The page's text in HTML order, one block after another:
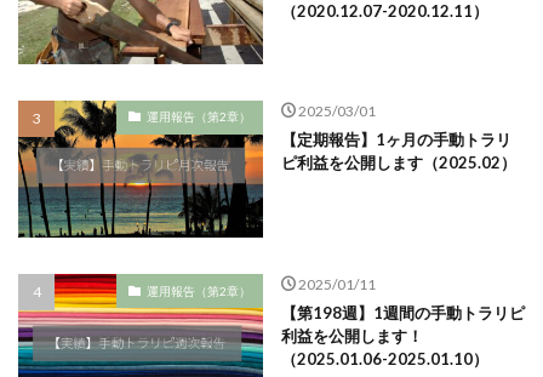
（2020.12.07-2020.12.11）
運用報告（第2章） 2025/03/01
【定期報告】1ヶ月の手動トラリ
ピ利益を公開します（2025.02）
運用報告（第2章） 2025/01/11
【第198週】1週間の手動トラリピ
利益を公開します！
（2025.01.06-2025.01.10）